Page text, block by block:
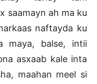
saamayn ah ma ku
naftayda ku
maya, balse, intii
asxaab kale inta
maahan meel si